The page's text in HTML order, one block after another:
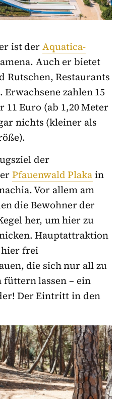
ist derAquatica-
Auch er bietet
Rutschen, Restaurants
zahlen 15
Euro (ab 1,20 Meter
nichts (kleiner als
der
Pfauenwald Plakain
Vor allem am
die Bewohner der
her, um hier zu
Hauptattraktion
hier frei
die sich nur all zu
füttern lassen – ein
Der Eintritt in den